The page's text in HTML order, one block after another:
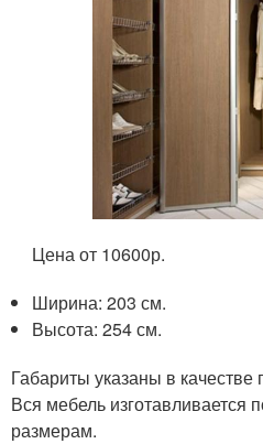
Цена от 10600р.
Ширина: 203 см.
Высота: 254 см.
Габариты указаны в качестве
Вся мебель изготавливается
размерам.